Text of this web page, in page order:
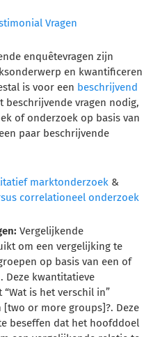
Vragen
enquêtevragen zijn
en kwantificeren
is voor een beschrijvend
beschrijvende vragen nodig,
of onderzoek op basis van
paar beschrijvende
marktonderzoek &
correlationeel onderzoek
Vergelijkende
om een vergelijking te
op basis van een of
Deze kwantitatieve
is het verschil in”
or more groups]?. Deze
beseffen dat het hoofddoel